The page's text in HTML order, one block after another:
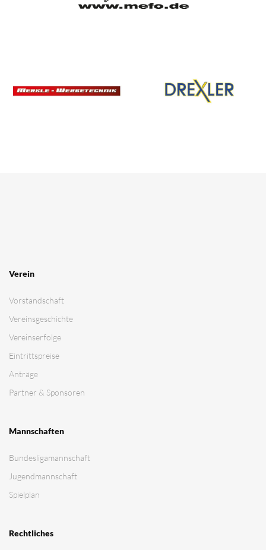
Verein
Vorstandschaft
Vereinsgeschichte
Vereinserfolge
Eintrittspreise
Anträge
Partner & Sponsoren
Mannschaften
Bundesligamannschaft
Jugendmannschaft
Spielplan
Rechtliches